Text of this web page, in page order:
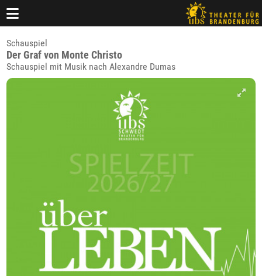
Schauspiel
Der Graf von Monte Christo
Schauspiel mit Musik nach Alexandre Dumas